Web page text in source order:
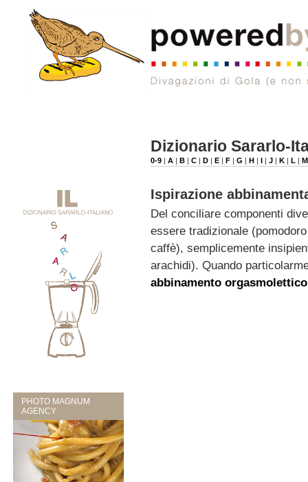
PHOTO MAGNUM
AGENCY
Dizionario Sararlo-
0-9 |A |B |C |D |E |F |G |H |I |J |K |L |M
Ispirazione
Del conciliare componenti
essere tradizionale
caffè), semplicemente
arachidi). Quando
abbinamento orgasmolettico